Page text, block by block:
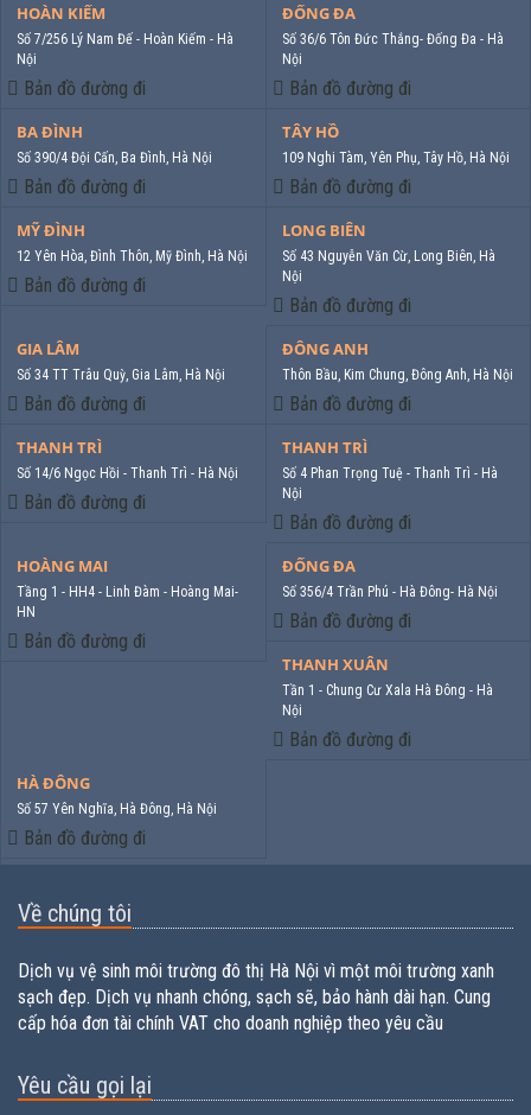
HOÀN KIẾM
Số 7/256 Lý Nam Đế - Hoàn Kiếm - Hà
Nội
Bản đồ đường đi
ĐỐNG ĐA
Số 36/6 Tôn Đức Thắng- Đống Đa - Hà
Nội
Bản đồ đường đi
BA ĐÌNH
Số 390/4 Đội Cấn, Ba Đình, Hà Nội
Bản đồ đường đi
TÂY HỒ
109 Nghi Tàm, Yên Phụ, Tây Hồ, Hà Nội
Bản đồ đường đi
MỸ ĐÌNH
12 Yên Hòa, Đình Thôn, Mỹ Đình, Hà Nội
Bản đồ đường đi
LONG BIÊN
Số 43 Nguyễn Văn Cừ, Long Biên, Hà
Nội
Bản đồ đường đi
GIA LÂM
Số 34 TT Trâu Quỳ, Gia Lâm, Hà Nội
Bản đồ đường đi
ĐÔNG ANH
Thôn Bầu, Kim Chung, Đông Anh, Hà Nội
Bản đồ đường đi
THANH TRÌ
Số 14/6 Ngọc Hồi - Thanh Trì - Hà Nội
Bản đồ đường đi
THANH TRÌ
Số 4 Phan Trọng Tuệ - Thanh Trì - Hà
Nội
Bản đồ đường đi
HOÀNG MAI
Tầng 1 - HH4 - Linh Đàm - Hoàng Mai-
HN
Bản đồ đường đi
ĐỐNG ĐA
Số 356/4 Trần Phú - Hà Đông- Hà Nội
Bản đồ đường đi
THANH XUÂN
Tần 1 - Chung Cư Xala Hà Đông - Hà
Nội
Bản đồ đường đi
HÀ ĐÔNG
Số 57 Yên Nghĩa, Hà Đông, Hà Nội
Bản đồ đường đi
Về chúng tôi
Dịch vụ vệ sinh môi trường đô thị Hà Nội vì một môi trường xanh
sạch đẹp. Dịch vụ nhanh chóng, sạch sẽ, bảo hành dài hạn. Cung
cấp hóa đơn tài chính VAT cho doanh nghiệp theo yêu cầu
Yêu cầu gọi lại